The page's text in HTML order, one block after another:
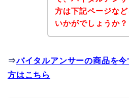
方は下記ページな
いかがでしょうか？
⇒バイタルアンサーの商品を
方はこちら